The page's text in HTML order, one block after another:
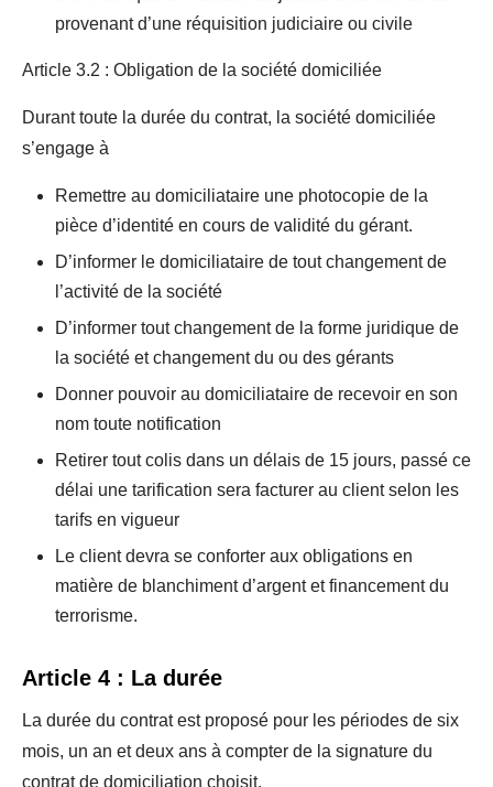
provenant d’une réquisition judiciaire ou civile
Article 3.2 : Obligation de la société domiciliée
Durant toute la durée du contrat, la société domiciliée
s’engage à
Remettre au domiciliataire une photocopie de la
pièce d’identité en cours de validité du gérant.
D’informer le domiciliataire de tout changement de
l’activité de la société
D’informer tout changement de la forme juridique de
la société et changement du ou des gérants
Donner pouvoir au domiciliataire de recevoir en son
nom toute notification
Retirer tout colis dans un délais de 15 jours, passé ce
délai une tarification sera facturer au client selon les
tarifs en vigueur
Le client devra se conforter aux obligations en
matière de blanchiment d’argent et financement du
terrorisme.
Article 4 : La durée
La durée du contrat est proposé pour les périodes de six
mois, un an et deux ans à compter de la signature du
contrat de domiciliation choisit.